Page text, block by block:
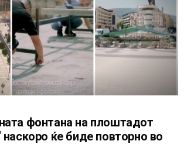
фонтана на плоштадот
наскоро ќе биде повторно во